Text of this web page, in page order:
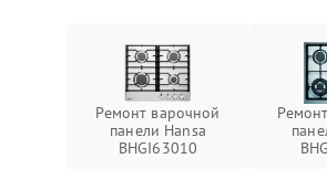
Ремонт варочной
панели Hansa
BHGI63010